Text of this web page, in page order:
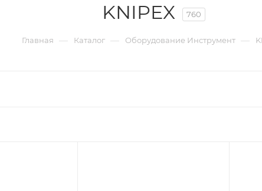
KNIPEX 760
Главная — Каталог — Оборудование Инструмент —